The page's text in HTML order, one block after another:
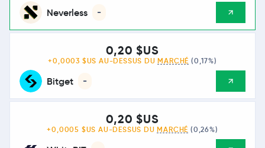
Neverless -
Bitget -
0,20 $US
+0,0003 $US AU-DESSUS DU MARCHÉ (0,17%)
0,20 $US
+0,0005 $US AU-DESSUS DU MARCHÉ (0,26%)